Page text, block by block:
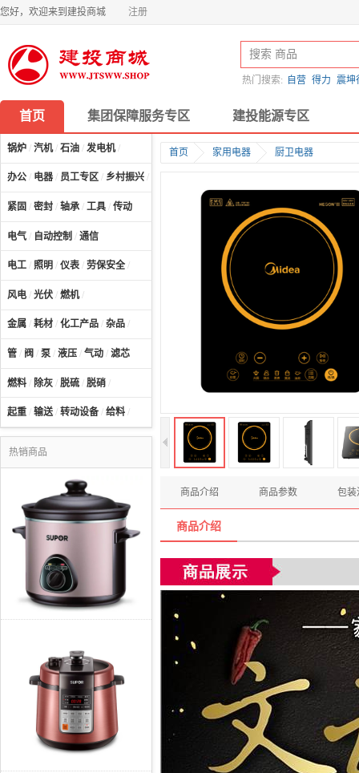
您好，欢迎来到建投商城 注册
热门搜索: 自营 得力 震坤
首页 集团保障服务专区 建投能源专区
锅炉 / 汽机/ 石油 / 发电机/
办公 / 电器 / 员工专区 / 乡村振兴 /
紧固 / 密封 / 轴承 / 工具 / 传动
电气 / 自动控制 / 通信
电工 / 照明 / 仪表 / 劳保安全 /
风电 / 光伏 / 燃机/
金属 / 耗材 / 化工产品 / 杂品 /
管 / 阀 / 泵 / 液压 / 气动 / 滤芯
燃料 / 除灰 / 脱硫 / 脱硝 /
起重 / 输送/ 转动设备 / 给料 /
热销商品
首页 家用电器 厨卫电器
商品介绍 商品参数 包装
商品介绍